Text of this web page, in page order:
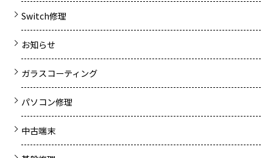
Switch修理
お知らせ
ガラスコーティング
パソコン修理
中古端末